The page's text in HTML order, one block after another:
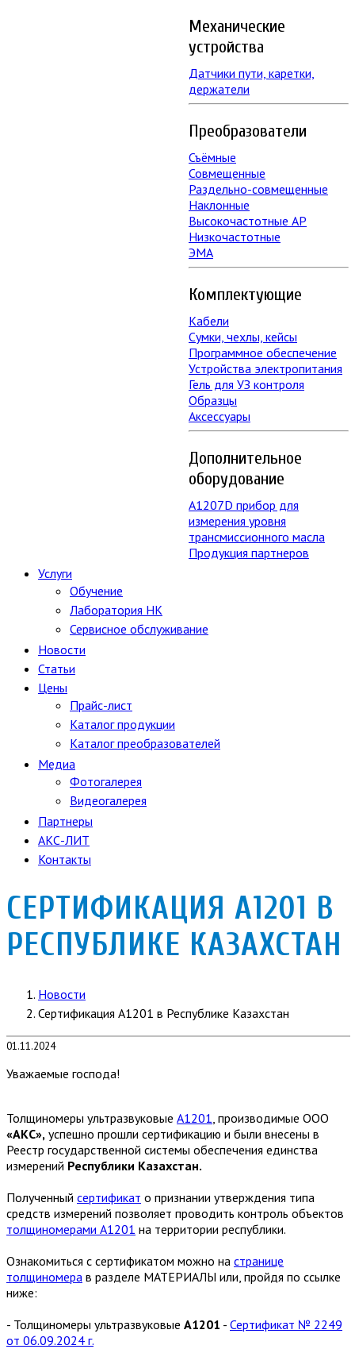
Механические
устройства
Датчики пути, каретки,
держатели
Преобразователи
Съёмные
Совмещенные
Раздельно-совмещенные
Наклонные
Высокочастотные АР
Низкочастотные
ЭМА
Комплектующие
Кабели
Сумки, чехлы, кейсы
Программное обеспечение
Устройства электропитания
Гель для УЗ контроля
Образцы
Аксессуары
Дополнительное
оборудование
А1207D прибор для
измерения уровня
трансмиссионного масла
Продукция партнеров
Услуги
Обучение
Лаборатория НК
Сервисное обслуживание
Новости
Статьи
Цены
Прайс-лист
Каталог продукции
Каталог преобразователей
Медиа
Фотогалерея
Видеогалерея
Партнеры
АКС-ЛИТ
Контакты
СЕРТИФИКАЦИЯ А1201 В
РЕСПУБЛИКЕ КАЗАХСТАН
Новости
Сертификация А1201 в Республике Казахстан
01.11.2024
Уважаемые господа!
Толщиномеры ультразвуковые А1201 , производимые ООО
«АКС», успешно прошли сертификацию и были внесены в
Реестр государственной системы обеспечения единства
измерений Республики Казахстан.
Полученный сертификат о признании утверждения типа
средств измерений позволяет проводить контроль объектов
толщиномерами А1201 на территории республики.
Ознакомиться с сертификатом можно на странице
толщиномера в разделе МАТЕРИАЛЫ или, пройдя по ссылке
ниже:
- Толщиномеры ультразвуковые А1201 - Сертификат № 2249
от 06.09.2024 г.